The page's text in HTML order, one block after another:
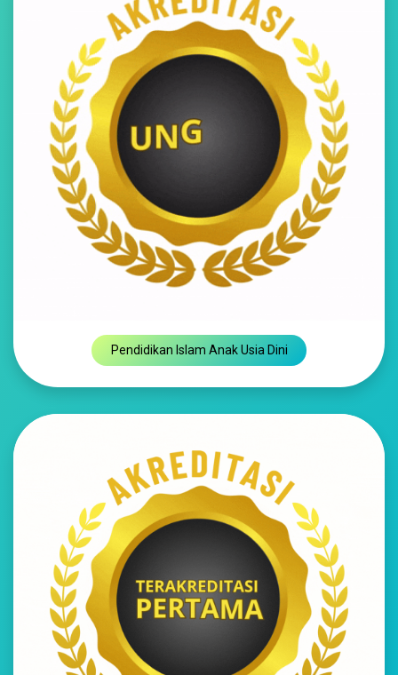
Pendidikan Islam Anak Usia Dini